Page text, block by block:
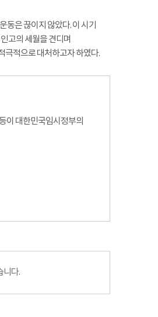
은 끊이지 않았다. 이 시기
고의 세월을 견디며
극적으로 대처하고자 하였다.
대한민국임시정부의
니다.